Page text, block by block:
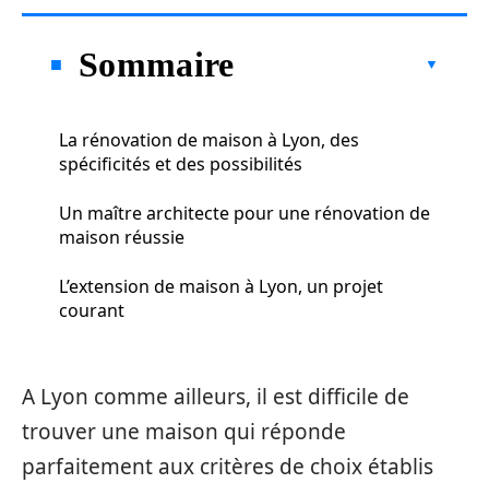
Sommaire
La rénovation de maison à Lyon, des
spécificités et des possibilités
Un maître architecte pour une rénovation de
maison réussie
L’extension de maison à Lyon, un projet
courant
A Lyon comme ailleurs, il est difficile de
trouver une maison qui réponde
parfaitement aux critères de choix établis